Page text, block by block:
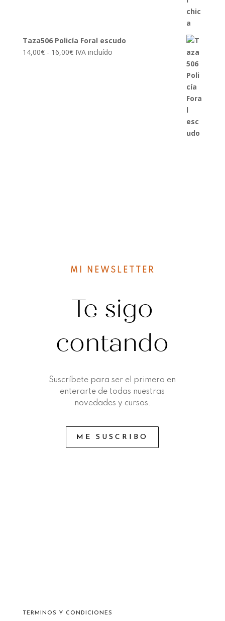
Taza506 Policía Foral escudo
14,00€ - 16,00€Rango
IVA incluído
MI NEWSLETTER
Te sigo
contando
Suscríbete para ser el primero en
enterarte de todas nuestras
novedades y cursos.
ME SUSCRIBO
TERMINOS Y CONDICIONES